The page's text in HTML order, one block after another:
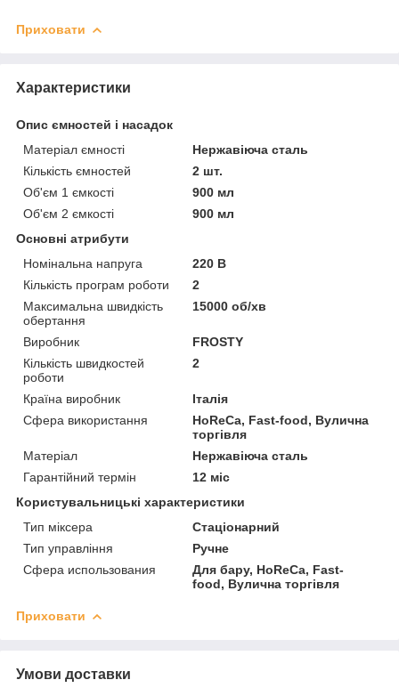
Приховати
Характеристики
Опис ємностей і насадок
Матеріал ємності
Нержавіюча сталь
Кількість ємностей
2 шт.
Об'єм 1 ємкості
900 мл
Об'єм 2 ємкості
900 мл
Основні атрибути
Номінальна напруга
220 В
Кількість програм роботи
2
Максимальна швидкість
обертання
15000 об/хв
Виробник
FROSTY
Кількість швидкостей
роботи
2
Країна виробник
Італія
Сфера використання
HoReCa, Fast-food, Вулична
торгівля
Матеріал
Нержавіюча сталь
Гарантійний термін
12 міс
Користувальницькі характеристики
Тип міксера
Стаціонарний
Тип управління
Ручне
Сфера использования
Для бару, HoReCa, Fast-
food, Вулична торгівля
Приховати
Умови доставки